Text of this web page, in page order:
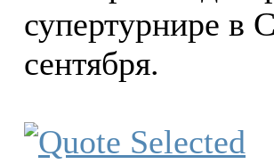
супертурнире в
сентября.